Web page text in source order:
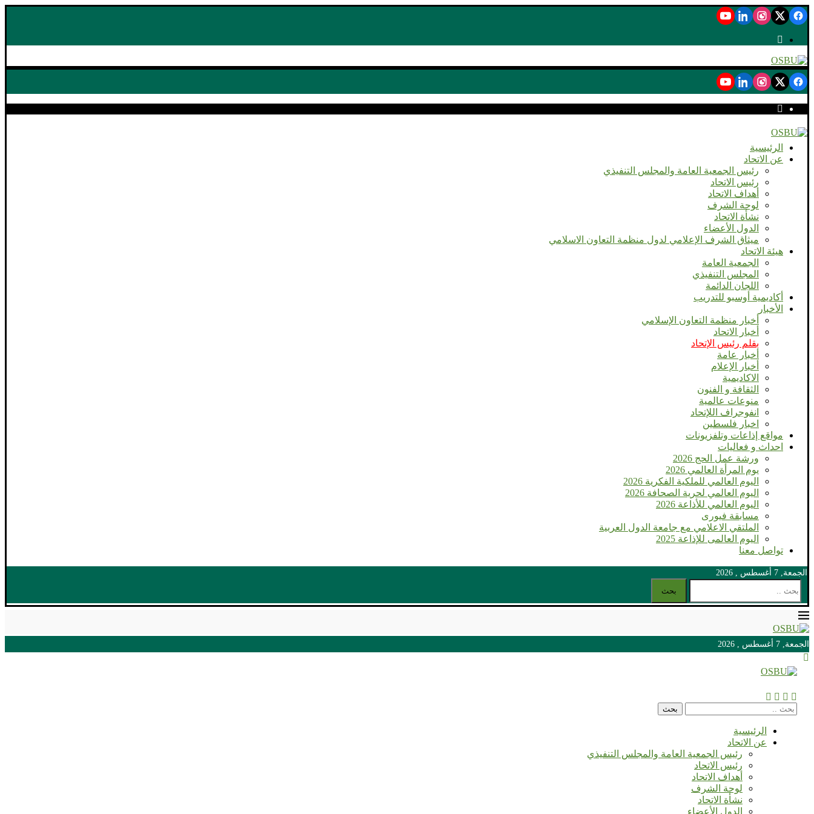
الرئيسية
عن الاتحاد
رئيس الجمعية العامة والمجلس التنفيذي
رئيس الاتحاد
أهداف الاتحاد
لوحة الشرف
نشأة الاتحاد
الدول الأعضاء
ميثاق الشرف الإعلامي لدول منظمة التعاون الاسلامي
هيئة الاتحاد
الجمعية العامة
المجلس التنفيذي
اللجان الدائمة
أكاديمية أوسبو للتدريب
الأخبار
أخبار منظمة التعاون الإسلامي
أخبار الاتحاد
بقلم رئيس الإتحاد
أخبار عامة
أخبار الإعلام
الاكاديمية
الثقافة و الفنون
منوعات عالمية
انفوجراف اللإتحاد
اخبار فلسطين
مواقع إذاعات وتلفزيونات
احداث و فعاليات
ورشة عمل الحج 2026
يوم المرأة العالمي 2026
اليوم العالمي للملكية الفكرية 2026
اليوم العالمي لحرية الصحافة 2026
اليوم العالمي للأذاعة 2026
مسابقة فيورى
الملتقي الاعلامي مع جامعة الدول العربية
اليوم العالمى للإذاعة 2025
تواصل معنا
الجمعة, 7 أغسطس , 2026
بحث
الجمعة, 7 أغسطس , 2026
بحث
الرئيسية
عن الاتحاد
رئيس الجمعية العامة والمجلس التنفيذي
رئيس الاتحاد
أهداف الاتحاد
لوحة الشرف
نشأة الاتحاد
الدول الأعضاء